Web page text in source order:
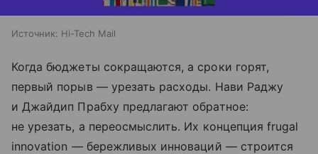
Источник: Hi-Tech Mail
Когда бюджеты сокращаются, а сроки горят,
первый порыв — урезать расходы. Нави Раджу
и Джайдип Прабху предлагают обратное:
не урезать, а переосмыслить. Их концепция frugal
innovation — бережливых инноваций — строится